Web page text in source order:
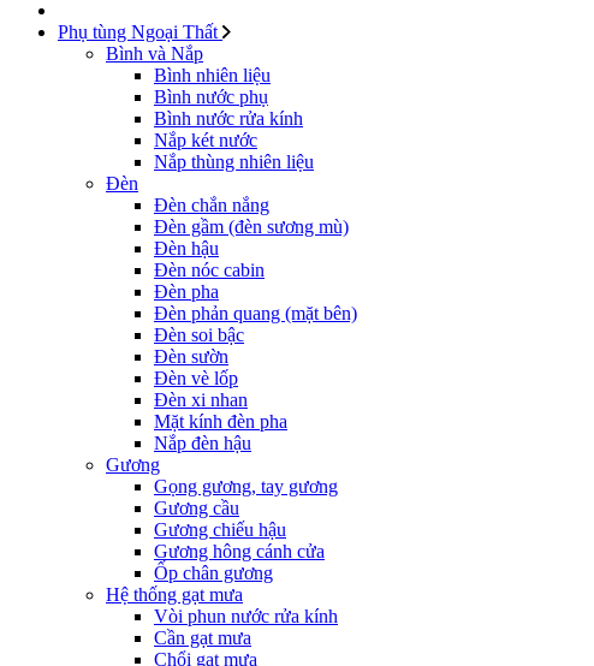
Phụ tùng Ngoại Thất
Bình và Nắp
Bình nhiên liệu
Bình nước phụ
Bình nước rửa kính
Nắp két nước
Nắp thùng nhiên liệu
Đèn
Đèn chắn nắng
Đèn gầm (đèn sương mù)
Đèn hậu
Đèn nóc cabin
Đèn pha
Đèn phản quang (mặt bên)
Đèn soi bậc
Đèn sườn
Đèn vè lốp
Đèn xi nhan
Mặt kính đèn pha
Nắp đèn hậu
Gương
Gọng gương, tay gương
Gương cầu
Gương chiếu hậu
Gương hông cánh cửa
Ốp chân gương
Hệ thống gạt mưa
Vòi phun nước rửa kính
Cần gạt mưa
Chổi gạt mưa